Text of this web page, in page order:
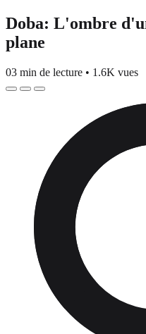
Doba: L'ombre
plane
03 min de lecture • 1.6K vues